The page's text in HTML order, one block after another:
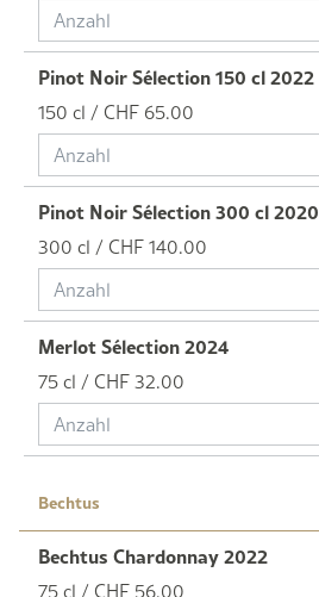
Pinot Noir Sélection 150 cl 2022
150 cl / CHF 65.00
Pinot Noir Sélection 300 cl 2020
300 cl / CHF 140.00
Merlot Sélection 2024
75 cl / CHF 32.00
Bechtus
Bechtus Chardonnay 2022
75 cl / CHF 56.00